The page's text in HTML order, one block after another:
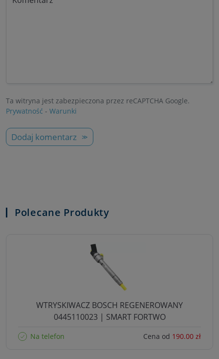
Ta witryna jest zabezpieczona przez reCAPTCHA Google.
Prywatność - Warunki
Dodaj komentarz
Polecane Produkty
WTRYSKIWACZ BOSCH REGENEROWANY
0445110023 | SMART FORTWO
Na telefon Cena od 190.00 zł